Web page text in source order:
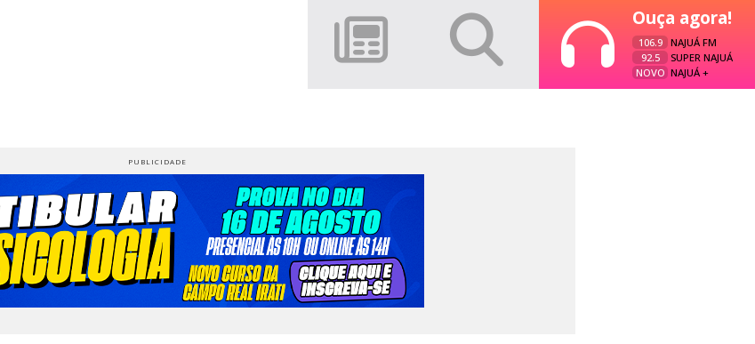
Ouça agora!
106.9
NAJUÁ FM
92.5
SUPER NAJUÁ
NOVO NAJUÁ +